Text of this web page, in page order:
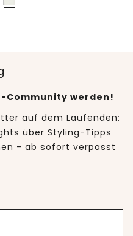
Community werden!
auf dem Laufenden:
über Styling-Tipps
- ab sofort verpasst